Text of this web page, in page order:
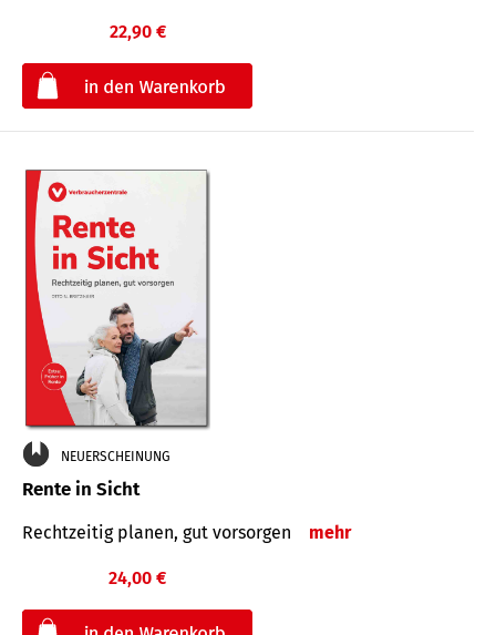
22,90 €
NEUERSCHEINUNG
Rente in Sicht
Rechtzeitig planen, gut vorsorgen mehr
24,00 €